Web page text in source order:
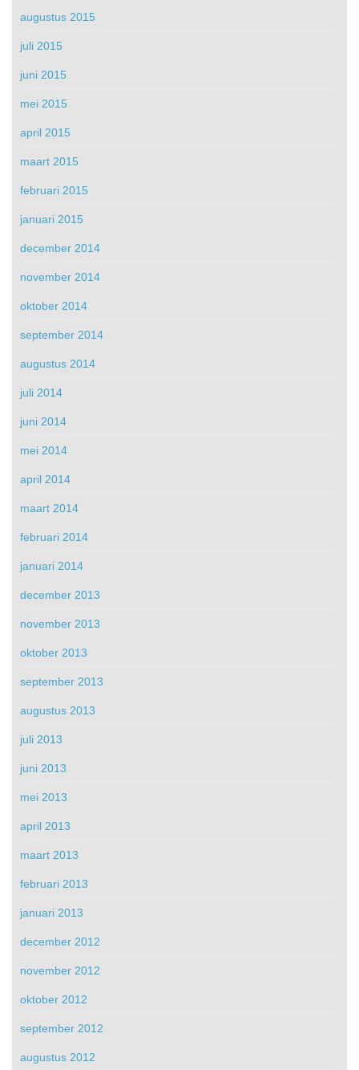
augustus 2015
juli 2015
juni 2015
mei 2015
april 2015
maart 2015
februari 2015
januari 2015
december 2014
november 2014
oktober 2014
september 2014
augustus 2014
juli 2014
juni 2014
mei 2014
april 2014
maart 2014
februari 2014
januari 2014
december 2013
november 2013
oktober 2013
september 2013
augustus 2013
juli 2013
juni 2013
mei 2013
april 2013
maart 2013
februari 2013
januari 2013
december 2012
november 2012
oktober 2012
september 2012
augustus 2012